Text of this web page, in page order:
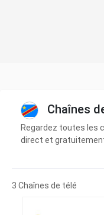
Chaînes
Regardez toutes les
direct et
3 Chaînes de télé